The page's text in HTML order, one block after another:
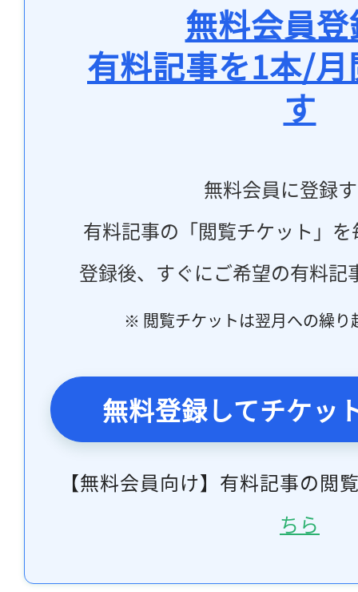
無料会員
有料記事を1本/
す
無料会員に登録
有料記事の「閲覧チケット」
登録後、すぐにご希望の有料記
※ 閲覧チケットは翌月への繰り
無料登録してチケッ
【無料会員向け】有料記事の閲
ちら